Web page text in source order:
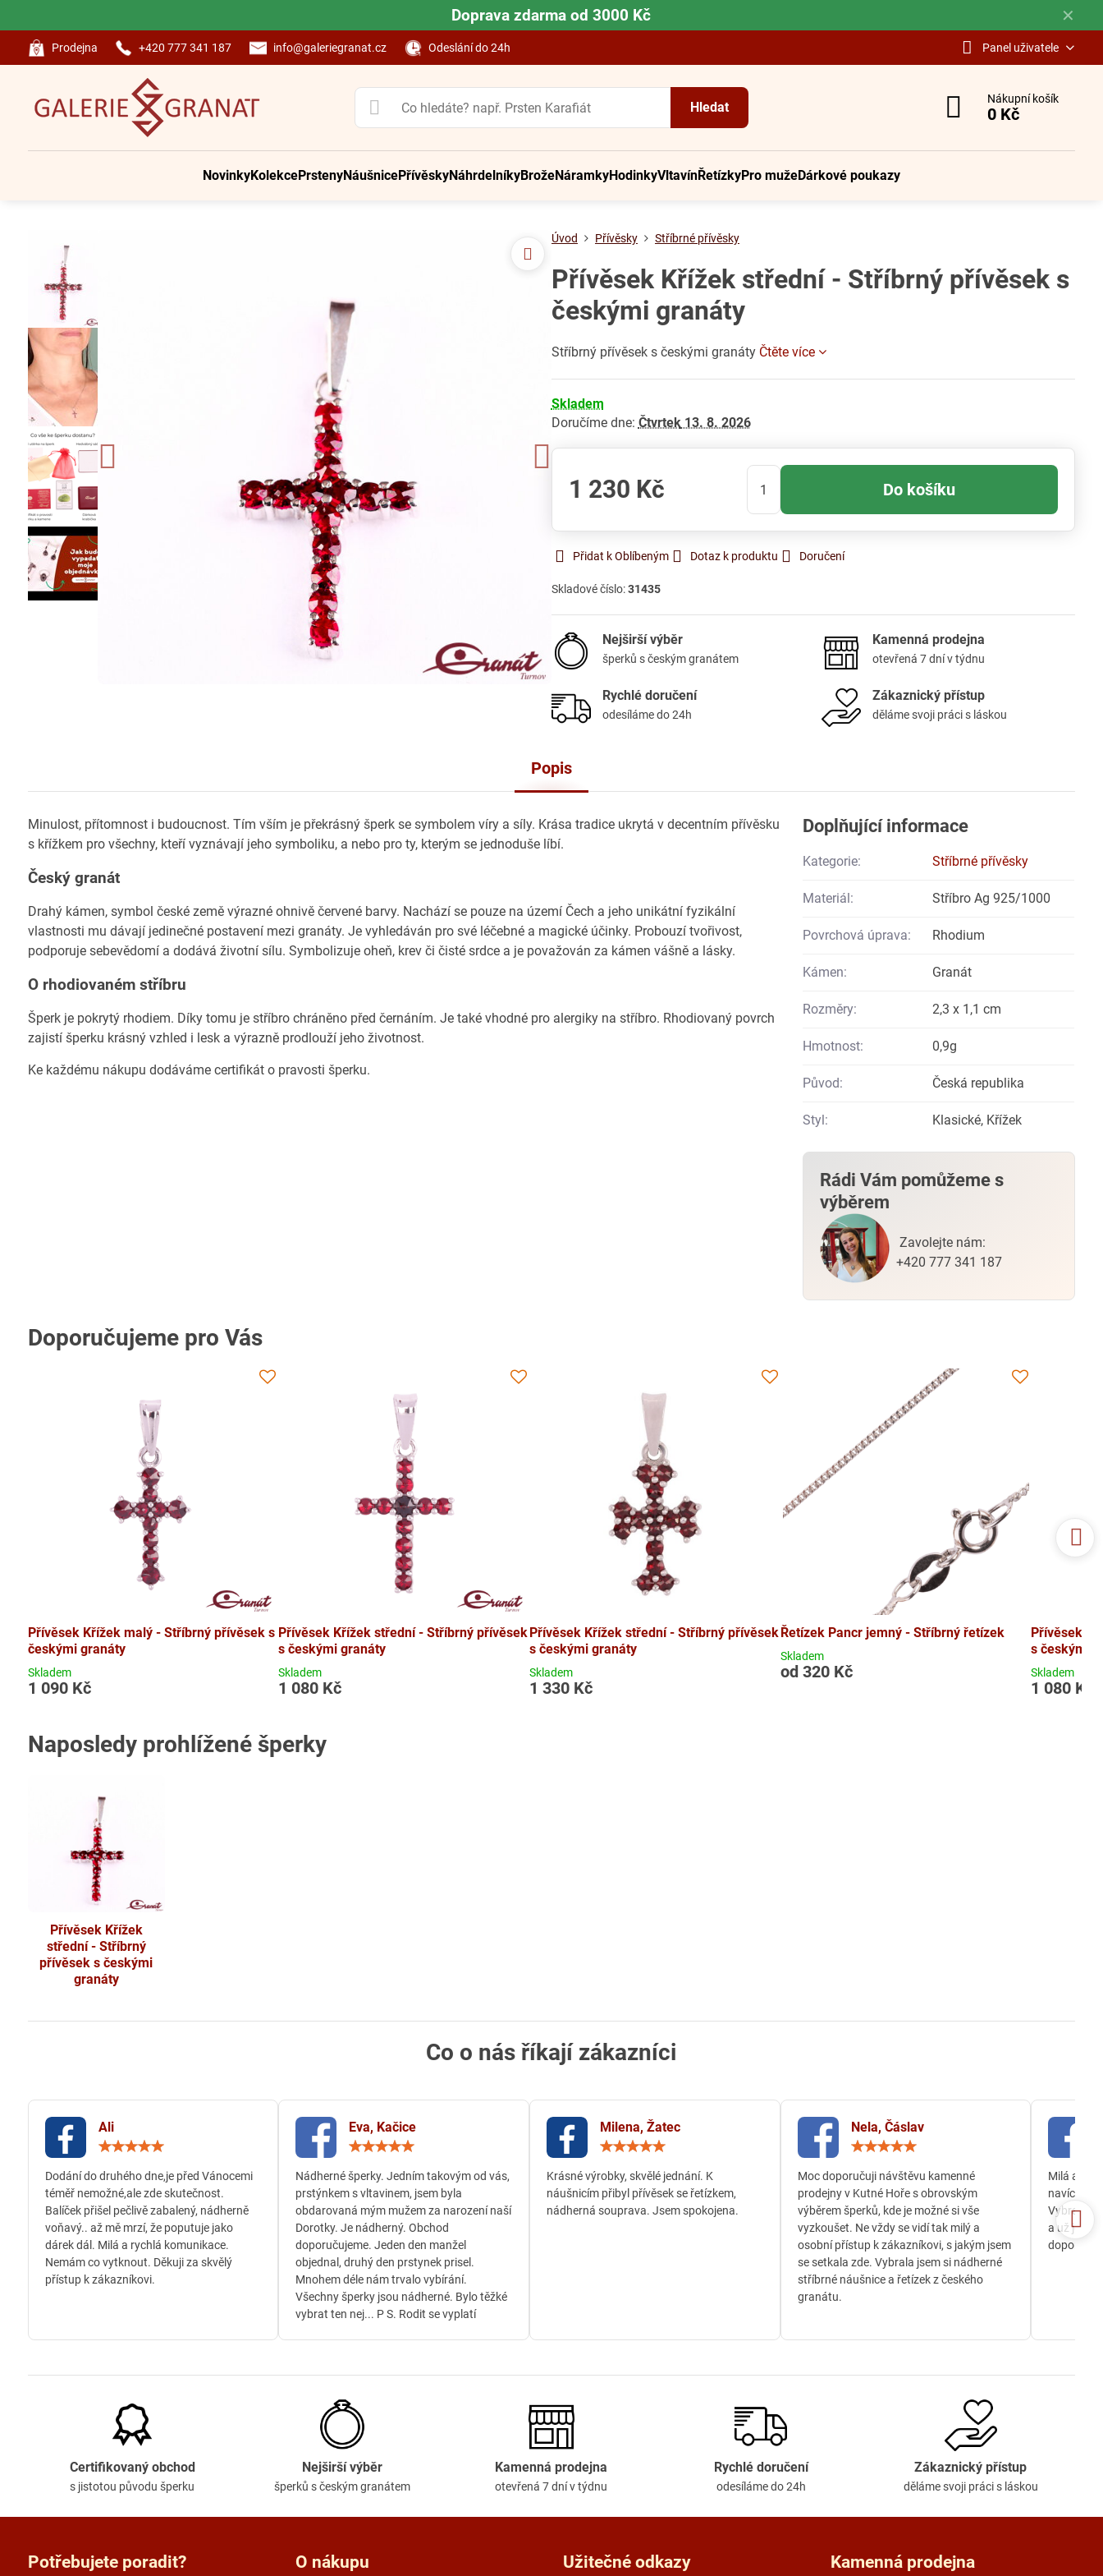
✕
Doprava zdarma od 3000 Kč
Prodejna +420 777 341 187 info@galeriegranat.cz Odeslání do 24h Panel uživatele
Hledat
Nákupní košík
0 Kč
NovinkyKolekcePrstenyNáušnicePřívěskyNáhrdelníkyBrožeNáramkyHodinkyVltavínŘetízkyPro mužeDárkové poukazy
Úvod Přívěsky Stříbrné přívěsky
Přívěsek Křížek střední - Stříbrný přívěsek s
českými granáty
Stříbrný přívěsek s českými granáty Čtěte více
Skladem
Doručíme dne: Čtvrtek13. 8. 2026
1 230 Kč Do košíku
Přidat k Oblíbeným Dotaz k produktu Doručení
Skladové číslo:31435
Nejširší výběr
šperků s českým granátem
Kamenná prodejna
otevřená 7 dní v týdnu
Rychlé doručení
odesíláme do 24h
Zákaznický přístup
děláme svoji práci s láskou
Popis
Minulost, přítomnost i budoucnost. Tím vším je překrásný šperk se symbolem víry a síly. Krása tradice ukrytá v decentním přívěsku
s křížkem pro všechny, kteří vyznávají jeho symboliku, a nebo pro ty, kterým se jednoduše líbí.
Český granát
Drahý kámen, symbol české země výrazné ohnivě červené barvy. Nachází se pouze na území Čech a jeho unikátní fyzikální
vlastnosti mu dávají jedinečné postavení mezi granáty. Je vyhledáván pro své léčebné a magické účinky. Probouzí tvořivost,
podporuje sebevědomí a dodává životní sílu. Symbolizuje oheň, krev či čisté srdce a je považován za kámen vášně a lásky.
O rhodiovaném stříbru
Šperk je pokrytý rhodiem. Díky tomu je stříbro chráněno před černáním. Je také vhodné pro alergiky na stříbro. Rhodiovaný povrch
zajistí šperku krásný vzhled i lesk a výrazně prodlouží jeho životnost.
Ke každému nákupu dodáváme certifikát o pravosti šperku.
Doplňující informace
Kategorie: Stříbrné přívěsky
Materiál: Stříbro Ag 925/1000
Povrchová úprava: Rhodium
Kámen: Granát
Rozměry: 2,3 x 1,1 cm
Hmotnost: 0,9g
Původ: Česká republika
Styl: Klasické, Křížek
Rádi Vám pomůžeme s
výběrem
Zavolejte nám:
+420 777 341 187
Doporučujeme pro Vás
Přívěsek Křížek malý - Stříbrný přívěsek s
českými granáty
Skladem
1 090 Kč
Přívěsek Křížek střední - Stříbrný přívěsek
s českými granáty
Skladem
1 080 Kč
Přívěsek Křížek střední - Stříbrný přívěsek
s českými granáty
Skladem
1 330 Kč
Řetízek Pancr jemný - Stříbrný řetízek
Skladem
od 320 Kč
Přívěsek
s českými
Skladem
1 080 Kč
Naposledy prohlížené šperky
Přívěsek Křížek
střední - Stříbrný
přívěsek s českými
granáty
Co o nás říkají zákazníci
Ali
/
5
Dodání do druhého dne,je před Vánocemi
téměř nemožné,ale zde skutečnost.
Balíček přišel pečlivě zabalený, nádherně
voňavý.. až mě mrzí, že poputuje jako
dárek dál. Milá a rychlá komunikace.
Nemám co vytknout. Děkuji za skvělý
přístup k zákazníkovi.
Eva, Kačice
/
5
Nádherné šperky. Jedním takovým od vás,
prstýnkem s vltavinem, jsem byla
obdarovaná mým mužem za narození naší
Dorotky. Je nádherný. Obchod
doporučujeme. Jeden den manžel
objednal, druhý den prstynek prisel.
Mnohem déle nám trvalo vybírání.
Všechny šperky jsou nádherné. Bylo těžké
vybrat ten nej... P S. Rodit se vyplatí
Milena, Žatec
/
5
Krásné výrobky, skvělé jednání. K
náušnicím přibyl přívěsek se řetízkem,
nádherná souprava. Jsem spokojena.
Nela, Čáslav
/
5
Moc doporučuji návštěvu kamenné
prodejny v Kutné Hoře s obrovským
výběrem šperků, kde je možné si vše
vyzkoušet. Ne vždy se vidí tak milý a
osobní přístup k zákazníkovi, s jakým jsem
se setkala zde. Vybrala jsem si nádherné
stříbrné náušnice a řetízek z českého
granátu.
Milá a
navíc
Vybrala
a už je
Certifikovaný obchod
s jistotou původu šperku
Nejširší výběr
šperků s českým granátem
Kamenná prodejna
otevřená 7 dní v týdnu
Rychlé doručení
odesíláme do 24h
Zákaznický přístup
děláme svoji práci s láskou
Potřebujete poradit? O nákupu Užitečné odkazy Kamenná prodejna